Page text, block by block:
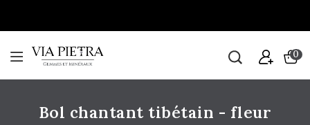
0
Bol chantant tibétain - fleur